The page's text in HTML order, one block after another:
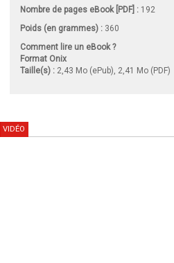
Nombre de pages eBook [PDF] : 192
Poids (en grammes) : 360
Comment lire un eBook ?
Format Onix
Taille(s) : 2,43 Mo (ePub), 2,41 Mo (PDF)
VIDÉO